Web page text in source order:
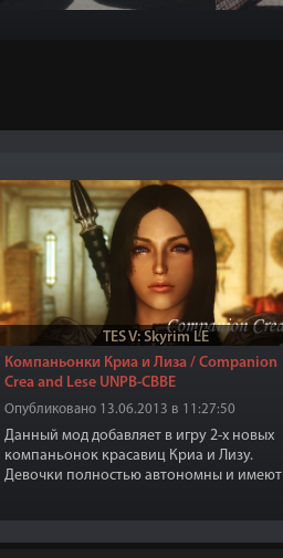
TES V: Skyrim LE
Компаньонки Криа и Лиза / Companion
Crea and Lese UNPB-CBBE
Опубликовано 13.06.2013 в 11:27:50
Данный мод добавляет в игру 2-х новых
компаньонок красавиц Криа и Лизу.
Девочки полностью автономны и имеют